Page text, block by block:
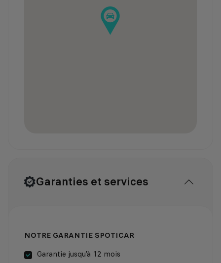
Garanties et services
NOTRE GARANTIE SPOTICAR
Garantie jusqu'à 12 mois